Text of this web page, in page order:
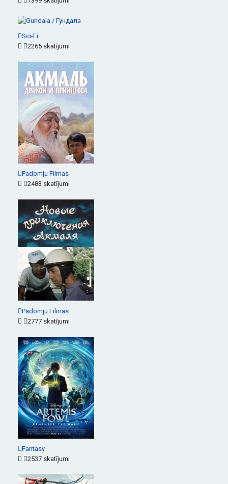
Sci-Fi
2265 skatījumi
Padomju Filmas
2483 skatījumi
Padomju Filmas
2777 skatījumi
Fantasy
2537 skatījumi